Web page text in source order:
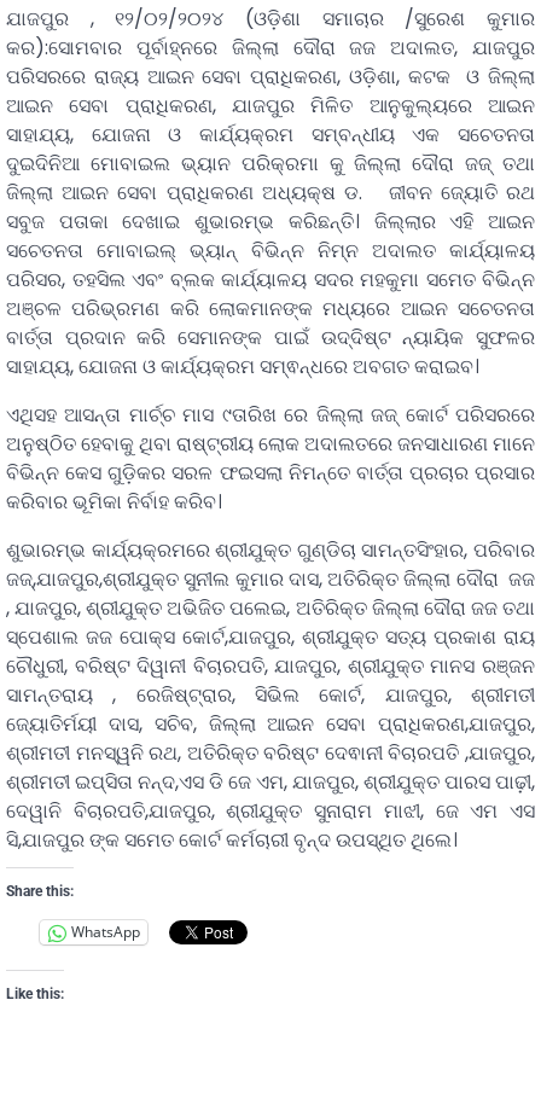
ଯାଜପୁର , ୧୨/୦୨/୨୦୨୪ (ଓଡ଼ିଶା ସମାଚାର /ସୁରେଶ କୁମାର
କର):ସୋମବାର ପୂର୍ବାହ୍ନରେ ଜିଲ୍ଲା ଦୌରା ଜଜ ଅଦାଲତ, ଯାଜପୁର
ପରିସରରେ ରାଜ୍ୟ ଆଇନ ସେବା ପ୍ରାଧିକରଣ, ଓଡ଼ିଶା, କଟକ ଓ ଜିଲ୍ଲା
ଆଇନ ସେବା ପ୍ରାଧିକରଣ, ଯାଜପୁର ମିଳିତ ଆନୁକୁଲ୍ୟରେ ଆଇନ
ସାହାଯ୍ୟ, ଯୋଜନା ଓ କାର୍ଯ୍ୟକ୍ରମ ସମ୍ବନ୍ଧୀୟ ଏକ ସଚେତନତା
ଦୁଇଦିନିଆ ମୋବାଇଲ ଭ୍ୟାନ ପରିକ୍ରମା କୁ ଜିଲ୍ଲା ଦୌରା ଜଜ୍ ତଥା
ଜିଲ୍ଲା ଆଇନ ସେବା ପ୍ରାଧିକରଣ ଅଧ୍ୟକ୍ଷ ଡ. ଜୀବନ ଜ୍ୟୋତି ରଥ
ସବୁଜ ପତାକା ଦେଖାଇ ଶୁଭାରମ୍ଭ କରିଛନ୍ତି। ଜିଲ୍ଲାର ଏହି ଆଇନ
ସଚେତନତା ମୋବାଇଲ୍ ଭ୍ୟାନ୍ ବିଭିନ୍ନ ନିମ୍ନ ଅଦାଲତ କାର୍ଯ୍ୟାଳୟ
ପରିସର, ତହସିଲ ଏବଂ ବ୍ଲକ କାର୍ଯ୍ୟାଳୟ ସଦର ମହକୁମା ସମେତ ବିଭିନ୍ନ
ଅଞ୍ଚଳ ପରିଭ୍ରମଣ କରି ଲୋକମାନଙ୍କ ମଧ୍ୟରେ ଆଇନ ସଚେତନତା
ବାର୍ତ୍ତା ପ୍ରଦାନ କରି ସେମାନଙ୍କ ପାଇଁ ଉଦ୍ଦିଷ୍ଟ ନ୍ୟାୟିକ ସୁଫଳର
ସାହାଯ୍ୟ, ଯୋଜନା ଓ କାର୍ଯ୍ୟକ୍ରମ ସମ୍ଵନ୍ଧରେ ଅବଗତ କରାଇବ।
ଏଥିସହ ଆସନ୍ତା ମାର୍ଚ୍ଚ ମାସ ୯ତାରିଖ ରେ ଜିଲ୍ଲା ଜଜ୍ କୋର୍ଟ ପରିସରରେ
ଅନୁଷ୍ଠିତ ହେବାକୁ ଥିବା ରାଷ୍ଟ୍ରୀୟ ଲୋକ ଅଦାଲତରେ ଜନସାଧାରଣ ମାନେ
ବିଭିନ୍ନ କେସ ଗୁଡ଼ିକର ସରଳ ଫଇସଲା ନିମନ୍ତେ ବାର୍ତ୍ତା ପ୍ରଚାର ପ୍ରସାର
କରିବାର ଭୂମିକା ନିର୍ବାହ କରିବ।
ଶୁଭାରମ୍ଭ କାର୍ଯ୍ୟକ୍ରମରେ ଶ୍ରୀଯୁକ୍ତ ଗୁଣ୍ଡିଚା ସାମନ୍ତସିଂହାର, ପରିବାର
ଜଜ୍,ଯାଜପୁର,ଶ୍ରୀଯୁକ୍ତ ସୁନୀଲ କୁମାର ଦାସ, ଅତିରିକ୍ତ ଜିଲ୍ଲା ଦୌରା ଜଜ
, ଯାଜପୁର, ଶ୍ରୀଯୁକ୍ତ ଅଭିଜିତ ପଲେଇ, ଅତିରିକ୍ତ ଜିଲ୍ଲା ଦୌରା ଜଜ ତଥା
ସ୍ପେଶାଲ ଜଜ ପୋକ୍ସ କୋର୍ଟ,ଯାଜପୁର, ଶ୍ରୀଯୁକ୍ତ ସତ୍ୟ ପ୍ରକାଶ ରାୟ
ଚୌଧୁରୀ, ବରିଷ୍ଟ ଦିୱାନୀ ବିଚାରପତି, ଯାଜପୁର, ଶ୍ରୀଯୁକ୍ତ ମାନସ ରଞ୍ଜନ
ସାମନ୍ତରାୟ , ରେଜିଷ୍ଟ୍ରାର, ସିଭିଲ କୋର୍ଟ, ଯାଜପୁର, ଶ୍ରୀମତୀ
ଜ୍ୟୋତିର୍ମୟୀ ଦାସ, ସଚିବ, ଜିଲ୍ଲା ଆଇନ ସେବା ପ୍ରାଧିକରଣ,ଯାଜପୁର,
ଶ୍ରୀମତୀ ମନସ୍ୱନି ରଥ, ଅତିରିକ୍ତ ବରିଷ୍ଟ ଦେଵାନୀ ବିଚାରପତି ,ଯାଜପୁର,
ଶ୍ରୀମତୀ ଇପ୍ସିତା ନନ୍ଦ,ଏସ ଡି ଜେ ଏମ, ଯାଜପୁର, ଶ୍ରୀଯୁକ୍ତ ପାରସ ପାଢ଼ୀ,
ଦେୱାନି ବିଚାରପତି,ଯାଜପୁର, ଶ୍ରୀଯୁକ୍ତ ସୁନାରାମ ମାଝୀ, ଜେ ଏମ ଏସ
ସି,ଯାଜପୁର ଙ୍କ ସମେତ କୋର୍ଟ କର୍ମଚାରୀ ବୃନ୍ଦ ଉପସ୍ଥିତ ଥିଲେ।
Share this:
WhatsApp
Like this: